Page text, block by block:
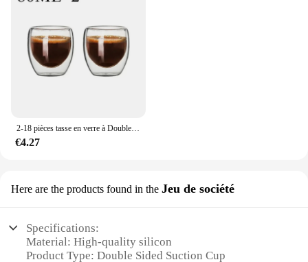
2-18 pièces tasse en verre à Double paroi à haute teneur en Borosilicate résistant à la chaleur thé lait jus café eau tasse Bar verres cadeau ensemble créatif
€4.27
Here are the products found in the Jeu de société
Specifications:
Material: High-quality silicon
Product Type: Double Sided Suction Cup